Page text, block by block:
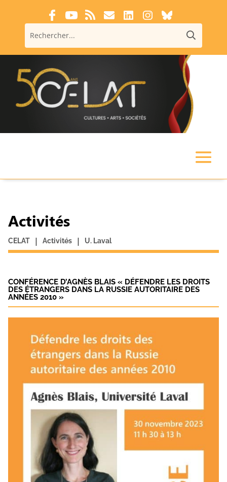
Activités
CELAT | Activités | U. Laval
CONFÉRENCE D’AGNÈS BLAIS « DÉFENDRE LES DROITS
DES ÉTRANGERS DANS LA RUSSIE AUTORITAIRE DES
ANNÉES 2010 »